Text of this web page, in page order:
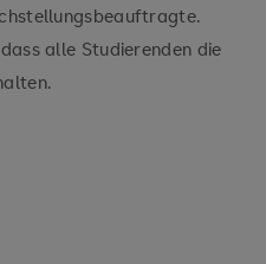
alle Studierenden die